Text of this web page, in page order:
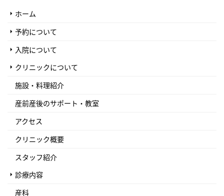
ホーム
予約について
入院について
クリニックについて
施設・料理紹介
産前産後のサポート・教室
アクセス
クリニック概要
スタッフ紹介
診療内容
産科